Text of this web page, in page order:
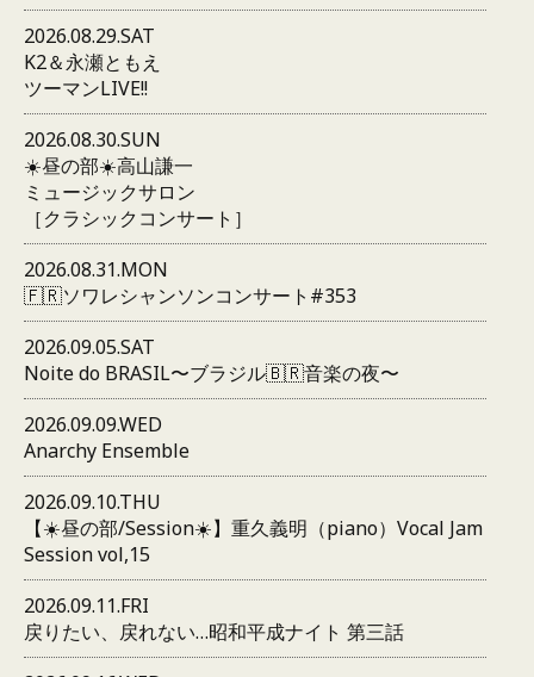
2026.08.29.SAT
K2＆永瀬ともえ
ツーマンLIVE!!
2026.08.30.SUN
☀️昼の部☀️高山謙一
ミュージックサロン
［クラシックコンサート］
2026.08.31.MON
🇫🇷ソワレシャンソンコンサート#353
2026.09.05.SAT
Noite do BRASIL〜ブラジル🇧🇷音楽の夜〜
2026.09.09.WED
Anarchy Ensemble
2026.09.10.THU
【☀️昼の部/Session☀️】重久義明（piano）Vocal Jam
Session vol,15
2026.09.11.FRI
戻りたい、戻れない…昭和平成ナイト 第三話